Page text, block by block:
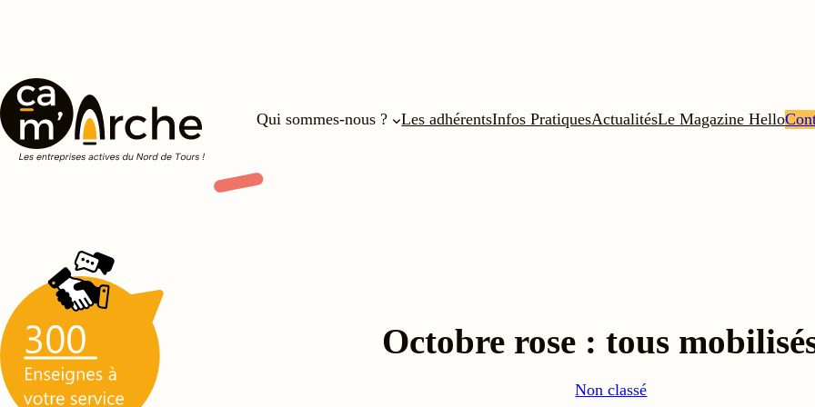
Qui sommes-nous ? Les adhérentsInfos PratiquesActualitésLe Magazine Hello
Octobre rose : tous
Non classé